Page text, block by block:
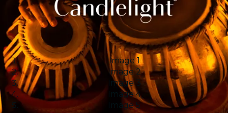
Image 1
Image 2
Image 3
Image 4
Image 5